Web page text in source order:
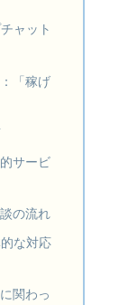
ャット
「稼げ
サービ
の流れ
な対応
関わっ